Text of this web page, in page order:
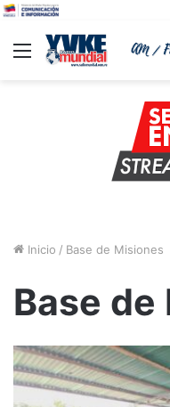
Menu
Inicio / Base de Misiones
Base